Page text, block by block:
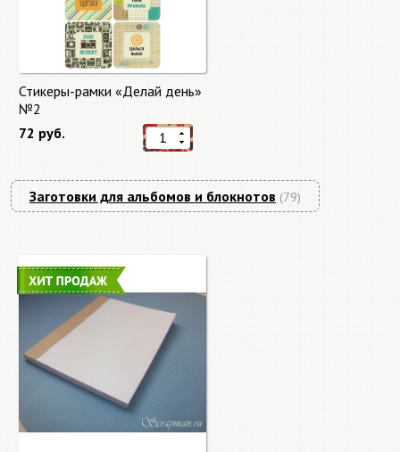
Стикеры-рамки «Делай день»
№2
72 руб.
Заготовки для альбомов и блокнотов (79)